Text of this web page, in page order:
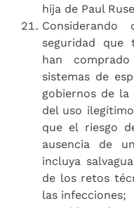
hija de Paul
seguridad que
han
sistemas de
gobiernos de la
del uso
que el riesgo
ausencia de
incluya
de los retos
las infecciones;